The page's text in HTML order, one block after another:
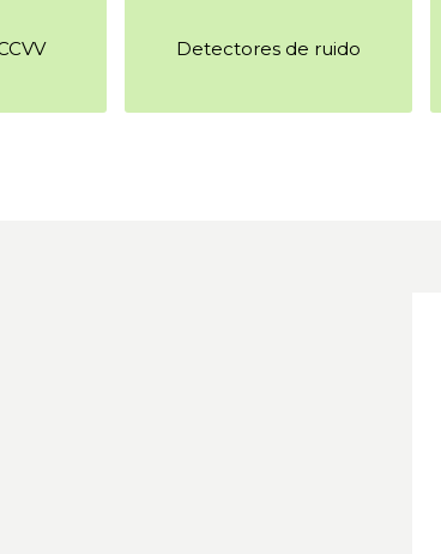
Detectores de ruido